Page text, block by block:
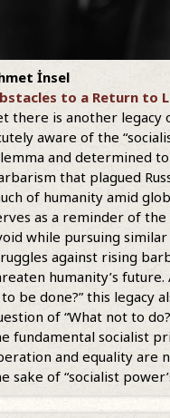
İnsel
to a Return to
there is another
aware of the
and determined
that plagued
of humanity amid
as a reminder of
while pursuing similar
against rising
humanity’s future.
to be done?” this legacy
of “What not to
fundamental socialist
and equality are
sake of “socialist